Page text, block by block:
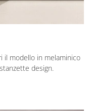
il modello in melaminico
design.